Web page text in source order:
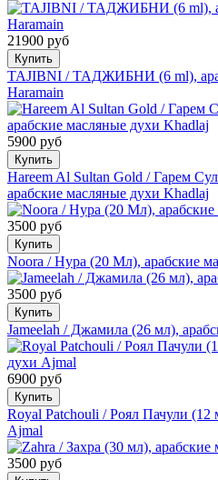
21900 руб
Купить
TAJIBNI / ТАДЖИБНИ (6 ml),
Haramain
5900 руб
Купить
Hareem Al Sultan Gold / Гарем
арабские масляные духи Khadlaj
3500 руб
Купить
Noora / Нура (20 Мл), арабские
3500 руб
Купить
Jameelah / Джамила (26 мл),
6900 руб
Купить
Royal Patchouli / Роял Пачули (12
Ajmal
3500 руб